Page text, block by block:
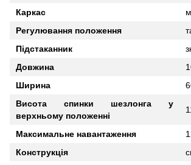
Каркас
Регулювання положення
Підстаканник
Довжина
Ширина
Висота спинки шезлонга у
верхньому положенні
Максимальне навантаження
Конструкція